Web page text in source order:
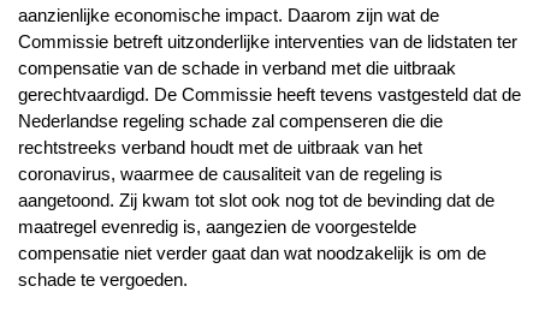
aanzienlijke economische impact. Daarom zijn wat de
Commissie betreft uitzonderlijke interventies van de lidstaten ter
compensatie van de schade in verband met die uitbraak
gerechtvaardigd. De Commissie heeft tevens vastgesteld dat de
Nederlandse regeling schade zal compenseren die die
rechtstreeks verband houdt met de uitbraak van het
coronavirus, waarmee de causaliteit van de regeling is
aangetoond. Zij kwam tot slot ook nog tot de bevinding dat de
maatregel evenredig is, aangezien de voorgestelde
compensatie niet verder gaat dan wat noodzakelijk is om de
schade te vergoeden.